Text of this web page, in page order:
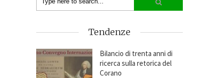
Tendenze
Bilancio di trenta anni di
ricerca sulla retorica del
Corano